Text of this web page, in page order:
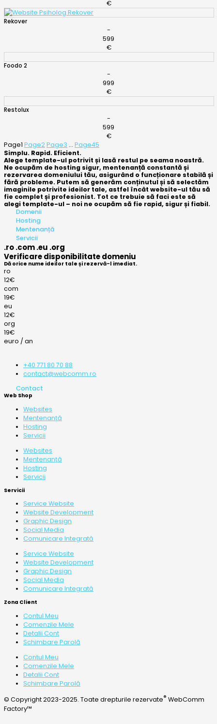
€
Rekover
-
599
€
Foodo 2
-
999
€
Restolux
-
599
€
Page1 Page2Page3 … Page45
Simplu. Rapid. Eficient.
Alege template-ul potrivit și lasă restul pe seama noastră.
Ne ocupăm de hosting sigur, mentenanță constantă și
rezervarea domeniului tău, asigurând o funcționare stabilă și
fără probleme. Putem să generăm conținutul și să selectăm
imaginile potrivite ideilor tale, astfel încât website-ul tău să
fie complet și profesionist. Tot ce trebuie să faci este să
alegi template-ul – noi ne ocupăm să fie rapid, sigur și fiabil.
Domenii
Hosting
Mentenanță
Servicii
.ro .com .eu .org
Verificare disponibilitate domeniu
Dă orice nume ideilor tale și rezervă-l imediat.
ro
12€
com
19€
eu
12€
org
19€
euro / an
+40 771 80 70 88
contact@webcomm.ro
Contact
Web Shop
Websites
Mentenanță
Hosting
Servicii
Websites
Mentenanță
Hosting
Servicii
Servicii
Service Website
Website Development
Graphic Design
Social Media
Comunicare Integrată
Service Website
Website Development
Graphic Design
Social Media
Comunicare Integrată
Zona Client
Contul Meu
Comenzile Mele
Detalii Cont
Schimbare Parolă
Contul Meu
Comenzile Mele
Detalii Cont
Schimbare Parolă
© Copyright 2023-2025. Toate drepturile rezervate® WebComm
Factory™